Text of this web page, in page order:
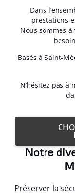
Dans
prestations
Nous sommes
Basés à Saint-
N’hésitez pas à
Notre
Préserver la